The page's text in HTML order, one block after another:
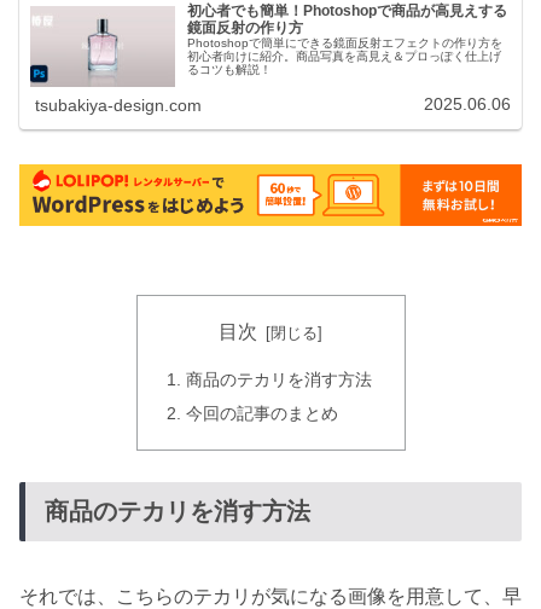
初心者でも簡単！Photoshopで商品が高見えする
鏡面反射の作り方
Photoshopで簡単にできる鏡面反射エフェクトの作り方を
初心者向けに紹介。商品写真を高見え＆プロっぽく仕上げ
るコツも解説！
tsubakiya-design.com 2025.06.06
目次
商品のテカリを消す方法
今回の記事のまとめ
商品のテカリを消す方法
それでは、こちらのテカリが気になる画像を用意して、早